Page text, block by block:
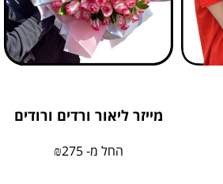
מייזר ליאור ורדים ורודים
החל מ- ₪275